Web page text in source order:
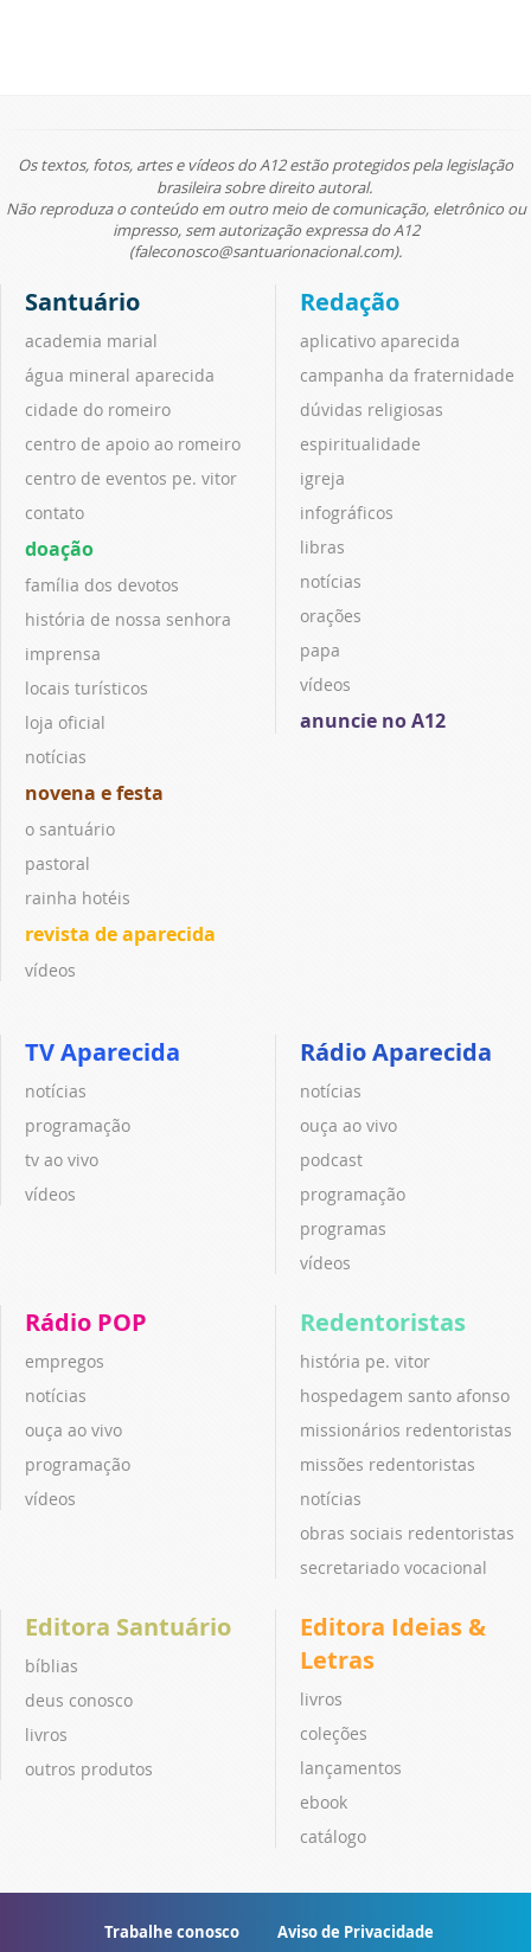
Os textos, fotos, artes e vídeos do A12 estão protegidos pela legislação
brasileira sobre direito autoral.
Não reproduza o conteúdo em outro meio de comunicação, eletrônico ou
impresso, sem autorização expressa do A12
(faleconosco@santuarionacional.com).
Santuário
academia marial
água mineral aparecida
cidade do romeiro
centro de apoio ao romeiro
centro de eventos pe. vitor
contato
doação
família dos devotos
história de nossa senhora
imprensa
locais turísticos
loja oficial
notícias
novena e festa
o santuário
pastoral
rainha hotéis
revista de aparecida
vídeos
Redação
aplicativo aparecida
campanha da fraternidade
dúvidas religiosas
espiritualidade
igreja
infográficos
libras
notícias
orações
papa
vídeos
anuncie no A12
TV Aparecida
notícias
programação
tv ao vivo
vídeos
Rádio Aparecida
notícias
ouça ao vivo
podcast
programação
programas
vídeos
Rádio POP
empregos
notícias
ouça ao vivo
programação
vídeos
Redentoristas
história pe. vitor
hospedagem santo afonso
missionários redentoristas
missões redentoristas
notícias
obras sociais redentoristas
secretariado vocacional
Editora Santuário
bíblias
deus conosco
livros
outros produtos
Editora Ideias &
Letras
livros
coleções
lançamentos
ebook
catálogo
Trabalhe conosco Aviso de Privacidade